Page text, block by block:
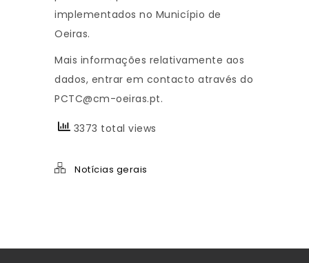
implementados no Município de
Oeiras.
Mais informações relativamente aos
dados, entrar em contacto através do
PCTC@cm-oeiras.pt.
3373 total views
Notícias gerais